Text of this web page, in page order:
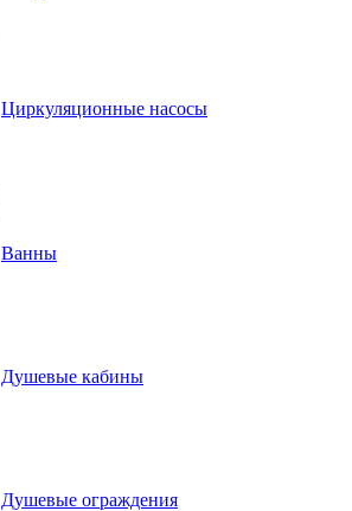
Циркуляционные насосы
Ванны
Душевые кабины
Душевые ограждения